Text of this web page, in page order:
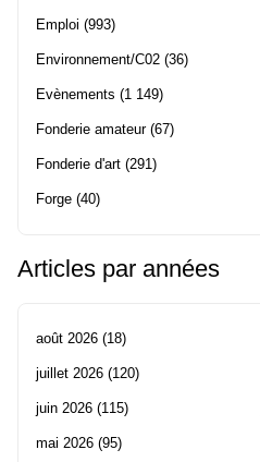
Emploi (993)
Environnement/C02 (36)
Evènements (1 149)
Fonderie amateur(67)
Fonderie d'art (291)
Forge (40)
Articles par années
août 2026 (18)
juillet 2026 (120)
juin 2026 (115)
mai 2026 (95)